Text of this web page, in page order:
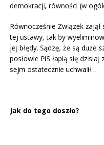
demokracji, równości (w
Równocześnie Związek
tej ustawy, tak by
jej błędy. Sądzę, że są duże
posłowie PiS łapią się
sejm ostatecznie uchwalił…
Jak do tego doszło?